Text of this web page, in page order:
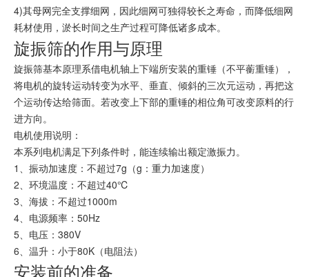
4)其母网完全支撑细网，因此细网可独得较长之寿命，而降低细网
耗材使用，淤长时间之生产过程可降低诸多成本。
旋振筛的作用与原理
旋振筛基本原理系借电机轴上下端所安装的重锤（不平蘅重锤），
将电机的旋转运动转变为水平、垂直、倾斜的三次元运动，再把这
个运动传达给筛面。若改变上下部的重锤的相位角可改变原料的行
进方向。
电机使用说明：
本系列电机满足下列条件时，能连续输出额定激振力。
1、振动加速度：不超过7g（g：重力加速度）
2、环境温度：不超过40℃
3、海拔：不超过1000m
4、电源频率：50Hz
5、电压：380V
6、温升：小于80K（电阻法）
安装前的准备